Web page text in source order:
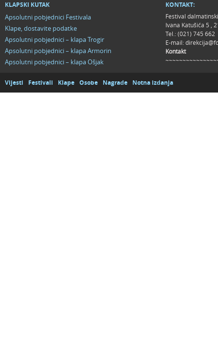
KLAPSKI KUTAK
Apsolutni pobjednici Festivala
Klape, dostavite podatke
Apsolutni pobjednici – klapa Trogir
Apsolutni pobjednici – klapa Armorin
Apsolutni pobjednici – klapa Ošjak
KONTAKT:
Festival
Ivana Katušića 5 ,
Tel.: (021) 745 662
E-mail:
Kontakt
Vijesti Festivali Klape Osobe Nagrade Notna izdanja